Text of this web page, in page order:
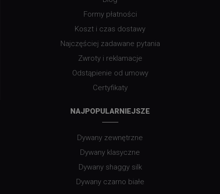
Formy płatności
Koszt i czas dostawy
Najczęściej zadawane pytania
Zwroty i reklamacje
Odstąpienie od umowy
Certyfikaty
NAJPOPULARNIEJSZE
Dywany zewnętrzne
Dywany klasyczne
Dywany shaggy silk
Dywany czarno białe